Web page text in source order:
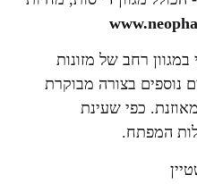
רחב של מזונות
נוספים בצורה מבוקרת
כפי שעינת
המפתח.